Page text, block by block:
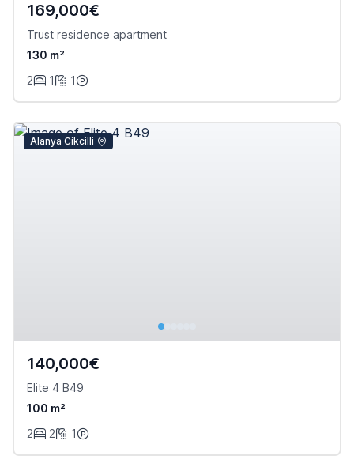
169,000€
Trust residence apartment
130 m²
2
1 1
Alanya Cikcilli
140,000€
Elite 4 B49
100 m²
2
2 1